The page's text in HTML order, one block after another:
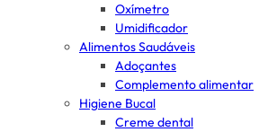
Oxímetro
Umidificador
Alimentos Saudáveis
Adoçantes
Complemento alimentar
Higiene Bucal
Creme dental